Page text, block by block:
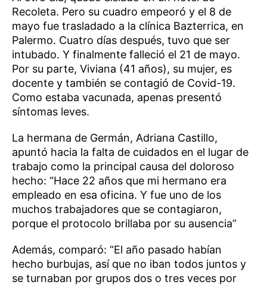
Recoleta. Pero su cuadro empeoró y el 8 de
mayo fue trasladado a la clínica Bazterrica, en
Palermo. Cuatro días después, tuvo que ser
intubado. Y finalmente falleció el 21 de mayo.
Por su parte, Viviana (41 años), su mujer, es
docente y también se contagió de Covid-19.
Como estaba vacunada, apenas presentó
síntomas leves.
La hermana de Germán, Adriana Castillo,
apuntó hacia la falta de cuidados en el lugar de
trabajo como la principal causa del doloroso
hecho: “Hace 22 años que mi hermano era
empleado en esa oficina. Y fue uno de los
muchos trabajadores que se contagiaron,
porque el protocolo brillaba por su ausencia”
Además, comparó: “El año pasado habían
hecho burbujas, así que no iban todos juntos y
se turnaban por grupos dos o tres veces por